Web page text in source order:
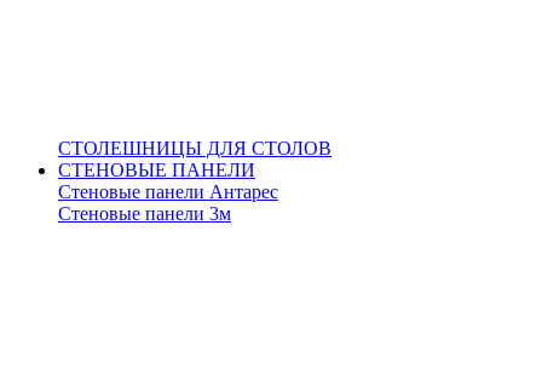
СТОЛЕШНИЦЫ ДЛЯ СТОЛОВ
СТЕНОВЫЕ ПАНЕЛИ
Стеновые панели Антарес
Стеновые панели 3м